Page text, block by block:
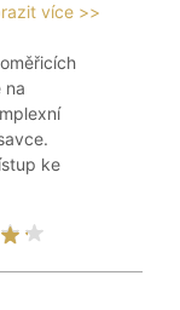
více >>
na
ke